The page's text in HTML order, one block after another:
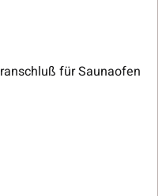
für Saunaofen